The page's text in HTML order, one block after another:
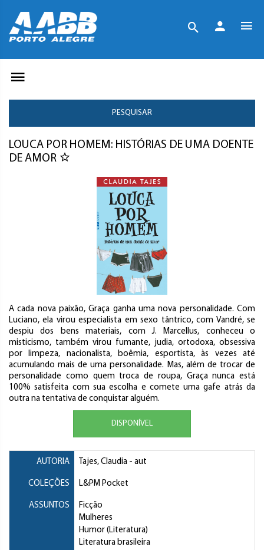
PESQUISAR
LOUCA POR HOMEM: HISTÓRIAS DE UMA DOENTE
DE AMOR
A cada nova paixão, Graça ganha uma nova personalidade. Com
Luciano, ela virou especialista em sexo tântrico, com Vandré, se
despiu dos bens materiais, com J. Marcellus, conheceu o
misticismo, também virou fumante, judia, ortodoxa, obsessiva
por limpeza, nacionalista, boêmia, esportista, às vezes até
acumulando mais de uma personalidade. Mas, além de trocar de
personalidade como quem troca de roupa, Graça nunca está
100% satisfeita com sua escolha e comete uma gafe atrás da
outra na tentativa de conquistar alguém.
DISPONÍVEL
AUTORIA Tajes, Claudia - aut
COLEÇÕES L&PM Pocket
ASSUNTOS
Ficção
Mulheres
Humor (Literatura)
Literatura brasileira